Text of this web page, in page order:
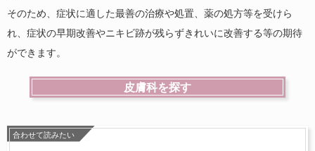
そのため、症状に適した最善の治療や処置、薬の処方等を受けら
れ、症状の早期改善やニキビ跡が残らずきれいに改善する等の期待
ができます。
皮膚科を探す
合わせて読みたい